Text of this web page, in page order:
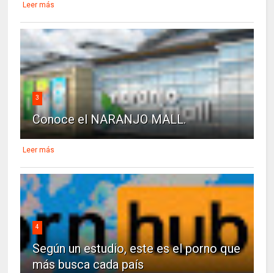
Leer más
3
Conoce el NARANJO MALL.
Leer más
4
Según un estudio, este es el porno que
más busca cada país